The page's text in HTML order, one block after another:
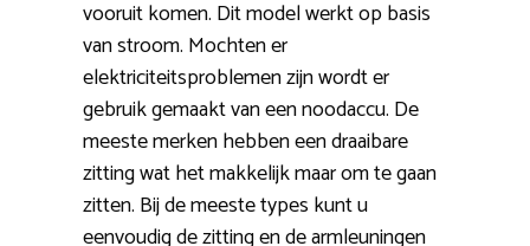
vooruit komen. Dit model werkt op basis
van stroom. Mochten er
elektriciteitsproblemen zijn wordt er
gebruik gemaakt van een noodaccu. De
meeste merken hebben een draaibare
zitting wat het makkelijk maar om te gaan
zitten. Bij de meeste types kunt u
eenvoudig de zitting en de armleuningen